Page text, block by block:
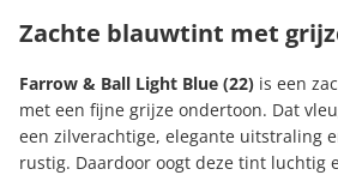
Zachte blauwtint met
Farrow & Ball Light Blue (22) is een
met een fijne grijze ondertoon. Dat
een zilverachtige, elegante uitstraling
rustig. Daardoor oogt deze tint luchtig